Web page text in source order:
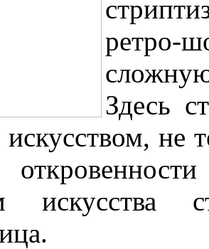
ретро-
Здесь
не
искусства